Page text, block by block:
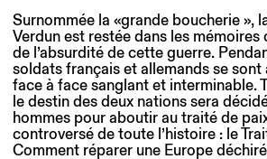
Surnommée la «grande boucherie »,
Verdun est restée dans les mémoires
de l’absurdité de cette guerre.
soldats français et allemands se
face à face sanglant et interminable.
le destin des deux nations sera
hommes pour aboutir au traité de
controversé de toute l’histoire : le
Comment réparer une Europe